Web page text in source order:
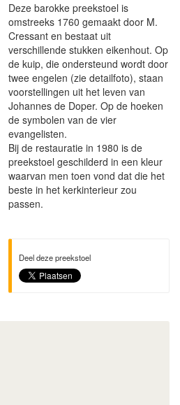
Deze barokke preekstoel is
omstreeks 1760 gemaakt door M.
Cressant en bestaat uit
verschillende stukken eikenhout. Op
de kuip, die ondersteund wordt door
twee engelen (zie detailfoto), staan
voorstellingen uit het leven van
Johannes de Doper. Op de hoeken
de symbolen van de vier
evangelisten.
Bij de restauratie in 1980 is de
preekstoel geschilderd in een kleur
waarvan men toen vond dat die het
beste in het kerkinterieur zou
passen.
Deel deze preekstoel